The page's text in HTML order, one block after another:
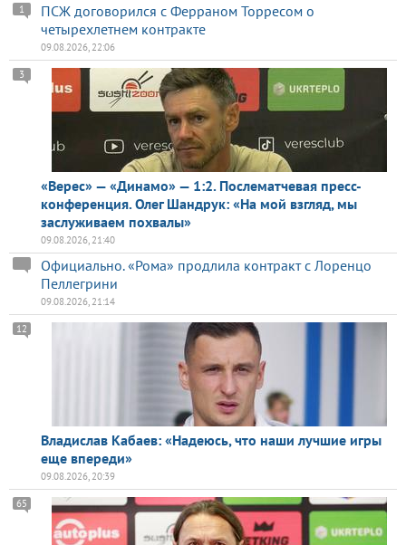
ПСЖ договорился с Ферраном Торресом о
четырехлетнем контракте
1
09.08.2026, 22:06
«Верес» — «Динамо» — 1:2. Послематчевая пресс-
конференция. Олег Шандрук: «На мой взгляд, мы
заслуживаем похвалы»
3
09.08.2026, 21:40
Официально. «Рома» продлила контракт с Лоренцо
Пеллегрини
09.08.2026, 21:14
Владислав Кабаев: «Надеюсь, что наши лучшие игры
еще впереди»
12
09.08.2026, 20:39
65